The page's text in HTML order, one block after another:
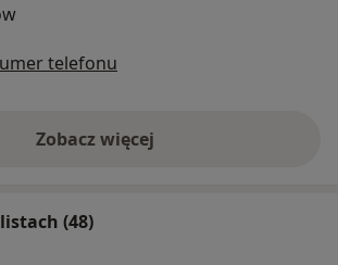
telefonu
Zobacz więcej
(48)